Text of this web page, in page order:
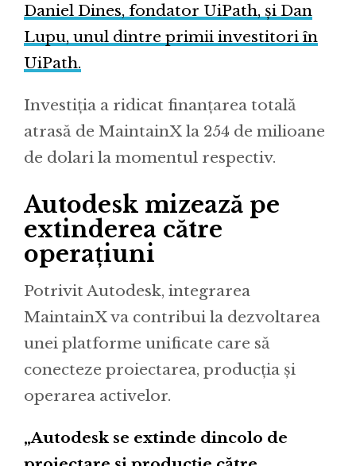
Daniel Dines, fondator UiPath, și Dan
Lupu, unul dintre primii investitori în
UiPath.
Investiția a ridicat finanțarea totală
atrasă de MaintainX la 254 de milioane
de dolari la momentul respectiv.
Autodesk mizează pe
extinderea către
operațiuni
Potrivit Autodesk, integrarea
MaintainX va contribui la dezvoltarea
unei platforme unificate care să
conecteze proiectarea, producția și
operarea activelor.
„Autodesk se extinde dincolo de